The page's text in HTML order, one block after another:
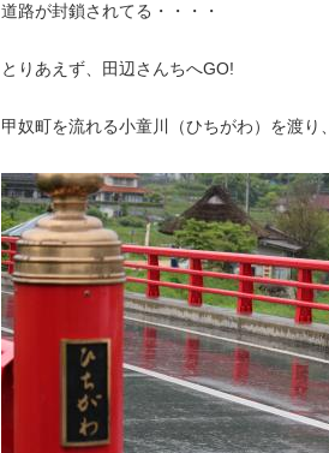
道路が封鎖されてる・・・・
とりあえず、田辺さんちへGO!
甲奴町を流れる小童川（ひちがわ）を渡り、